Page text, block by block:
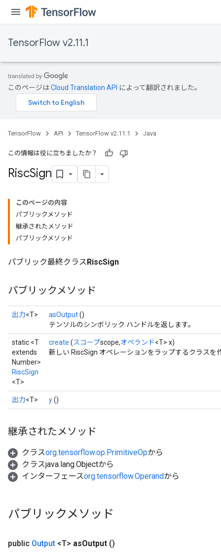
TensorFlow v2.11.1
このページはCloud Translation API によって翻訳されました。
TensorFlow API TensorFlow v2.11.1 Java
この情報は役に立ちましたか？
RiscSign
このページの内容
パブリックメソッド
継承されたメソッド
パブリックメソッド
パブリック最終クラスRiscSign
パブリックメソッド
出力<T> asOutput()
テンソルのシンボリック ハンドルを返します。
static <T
extends
Number>
RiscSign
<T>
create (スコープscope,オペランド<T> x)
新しい RiscSign オペレーションをラップするクラスを
出力<T> y()
継承されたメソッド
クラスorg.tensorflow.op.PrimitiveOpから
クラスjava.lang.Objectから
インターフェースorg.tensorflow.Operandから
パブリックメソッド
public Output <T> asOutput ()